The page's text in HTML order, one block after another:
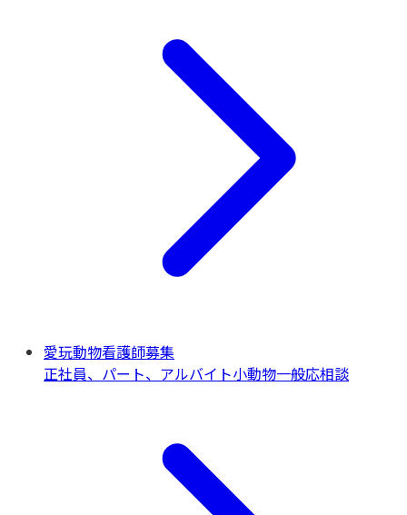
愛玩動物看護師募集
正社員、パート、アルバイト小動物一般応相談